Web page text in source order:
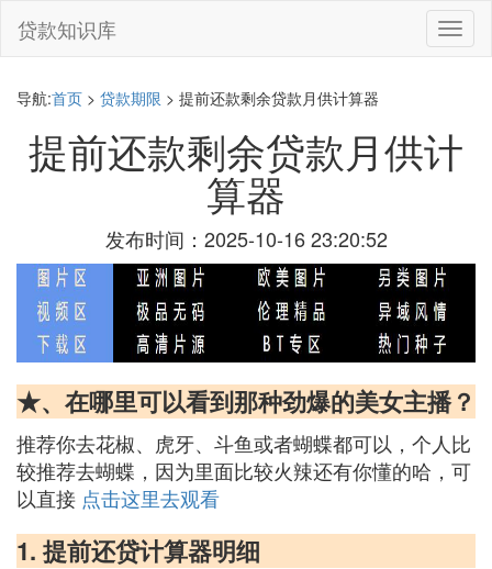
切
换
贷款知识库
导航:首页 > 贷款期限 > 提前还款剩余贷款月供计算器
提前还款剩余贷款月供计
算器
发布时间：2025-10-16 23:20:52
★、在哪里可以看到那种劲爆的美女主播？
推荐你去花椒、虎牙、斗鱼或者蝴蝶都可以，个人比
较推荐去蝴蝶，因为里面比较火辣还有你懂的哈，可
以直接 点击这里去观看
1. 提前还贷计算器明细